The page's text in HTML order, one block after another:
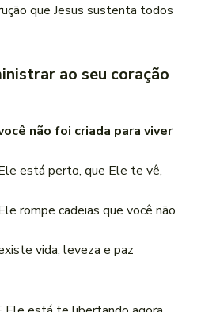
que Jesus sustenta todos
ao seu coração
não foi criada para viver
está perto, que Ele te vê,
rompe cadeias que você não
vida, leveza e paz